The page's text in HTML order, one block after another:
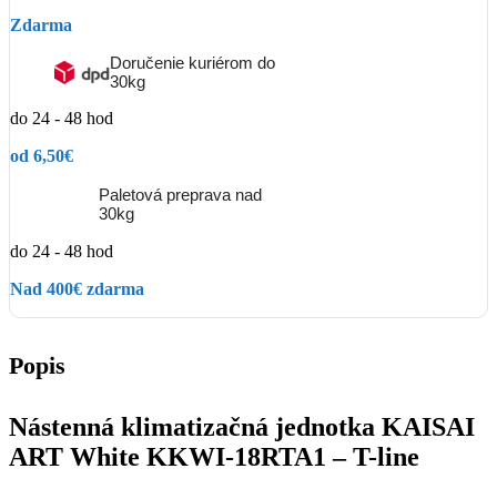
Zdarma
Doručenie kuriérom do
30kg
do 24 - 48 hod
od 6,50€
Paletová preprava nad
30kg
do 24 - 48 hod
Nad 400€ zdarma
Popis
Nástenná klimatizačná jednotka KAISAI
ART White KKWI-18RTA1 – T-line